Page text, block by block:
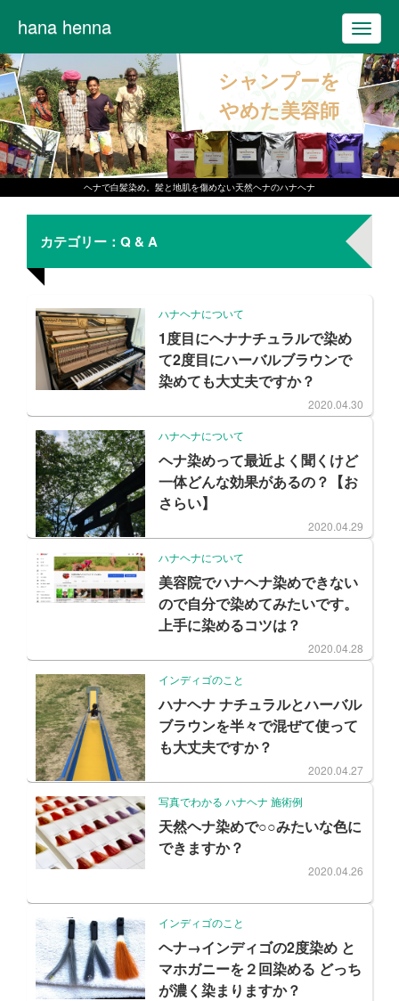
シャンプーを
やめた美容師
T
o
g
g
l
e
n
a
v
g
hana henna
ヘナで白髪染め。髪と地肌を傷めない天然ヘナのハナヘナ
カテゴリー：Q & A
ハナヘナについて
1度目にヘナナチュラルで染め
て2度目にハーバルブラウンで
染めても大丈夫ですか？
2020.04.30
ハナヘナについて
ヘナ染めって最近よく聞くけど
一体どんな効果があるの？【お
さらい】
2020.04.29
ハナヘナについて
美容院でハナヘナ染めできない
ので自分で染めてみたいです。
上手に染めるコツは？
2020.04.28
インディゴのこと
ハナヘナ ナチュラルとハーバル
ブラウンを半々で混ぜて使って
も大丈夫ですか？
2020.04.27
写真でわかる ハナヘナ 施術例
天然ヘナ染めで○○みたいな色に
できますか？
2020.04.26
インディゴのこと
ヘナ→インディゴの2度染め と
マホガニーを２回染める どっち
が濃く染まりますか？